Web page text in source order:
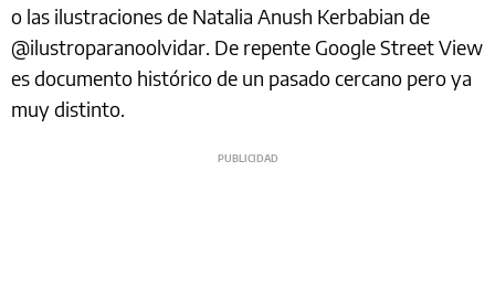
o las ilustraciones de Natalia Anush Kerbabian de
@ilustroparanoolvidar. De repente Google Street View
es documento histórico de un pasado cercano pero ya
muy distinto.